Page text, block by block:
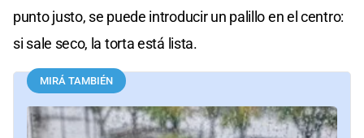
punto justo, se puede introducir un palillo en el centro:
si sale seco, la torta está lista.
MIRÁ TAMBIÉN